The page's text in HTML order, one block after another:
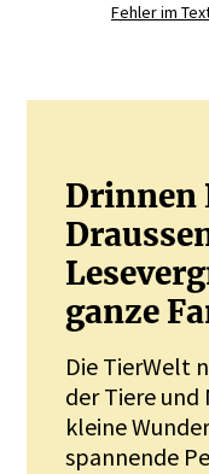
Fehler im
Drinnen
ganze
Die TierWelt
der Tiere
kleine
spannende